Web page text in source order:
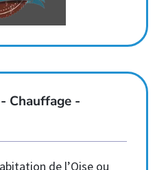
Chauffage -
de l’Oise ou